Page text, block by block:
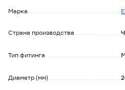
Марка
Страна производства
Тип фитинга
Диаметр (мм)